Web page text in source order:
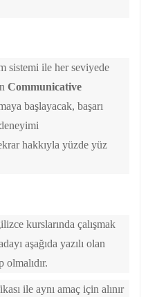
sistemi ile her seviyede
Communicative
başlayacak, başarı
hakkıyla yüzde yüz
kurslarında çalışmak
aşağıda yazılı olan
ile aynı amaç için alınır